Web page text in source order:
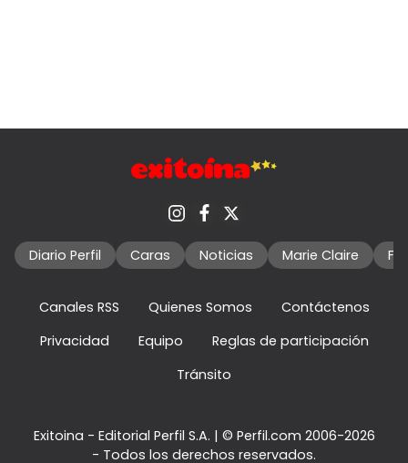
Diario Perfil Caras Noticias Marie Claire
Canales RSS Quienes Somos
Contáctenos
Privacidad
Equipo
Reglas de participación
Tránsito
Exitoina - Editorial Perfil S.A. | © Perfil.com 2006-2026
- Todos los derechos reservados.